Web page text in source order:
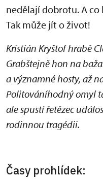
nedělají dobrotu. A co
Tak může jít o život!
Kristián Kryštof hrabě
Grabštejně hon na
a významné hosty, až
Politováníhodný omyl
ale spustí řetězec
rodinnou tragédii.
Časy prohlídek: